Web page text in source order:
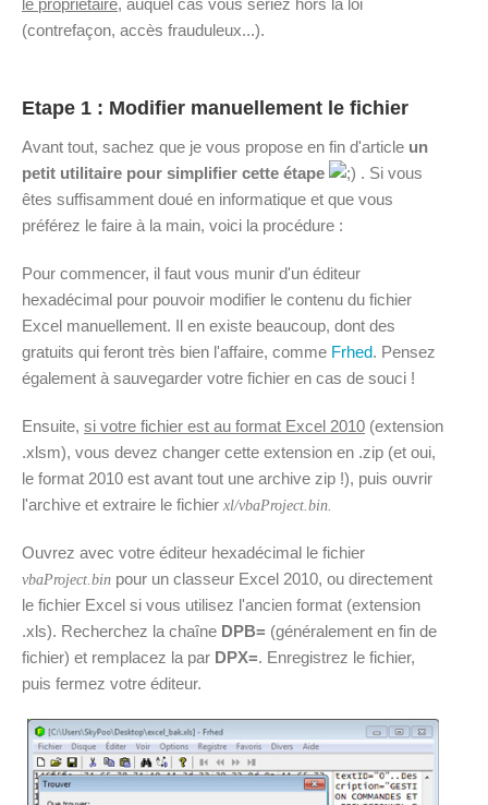
le propriétaire, auquel cas vous seriez hors la loi
(contrefaçon, accès frauduleux...).
Etape 1 : Modifier manuellement le fichier
Avant tout, sachez que je vous propose en fin d'article un
petit utilitaire pour simplifier cette étape
. Si vous
êtes suffisamment doué en informatique et que vous
préférez le faire à la main, voici la procédure :
Pour commencer, il faut vous munir d'un éditeur
hexadécimal pour pouvoir modifier le contenu du fichier
Excel manuellement. Il en existe beaucoup, dont des
gratuits qui feront très bien l'affaire, comme Frhed. Pensez
également à sauvegarder votre fichier en cas de souci !
Ensuite, si votre fichier est au format Excel 2010 (extension
.xlsm), vous devez changer cette extension en .zip (et oui,
le format 2010 est avant tout une archive zip !), puis ouvrir
l'archive et extraire le fichier xl/vbaProject.bin.
Ouvrez avec votre éditeur hexadécimal le fichier
vbaProject.bin pour un classeur Excel 2010, ou directement
le fichier Excel si vous utilisez l'ancien format (extension
.xls). Recherchez la chaîne DPB= (généralement en fin de
fichier) et remplacez la par DPX=. Enregistrez le fichier,
puis fermez votre éditeur.